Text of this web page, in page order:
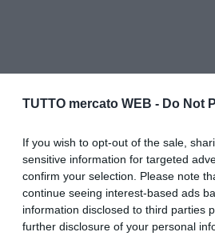
TUTTO mercato WEB - Do Not
If you wish to opt-out of the sale,
sensitive information for targeted
confirm your selection. Please note
continue seeing interest-based ads
information disclosed to third parties
further disclosure of your personal